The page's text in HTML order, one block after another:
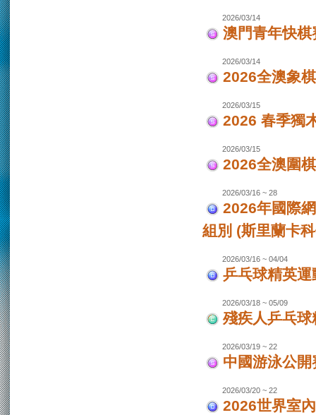
2026/03/14
澳門青年快棋
2026/03/14
2026全澳象
2026/03/15
2026 春季獨
2026/03/15
2026全澳圍
2026/03/16 ~ 28
2026年國際
組別 (斯里蘭卡
2026/03/16 ~ 04/04
乒乓球精英
2026/03/18 ~ 05/09
殘疾人乒乓
2026/03/19 ~ 22
中國游泳公
2026/03/20 ~ 22
2026世界室